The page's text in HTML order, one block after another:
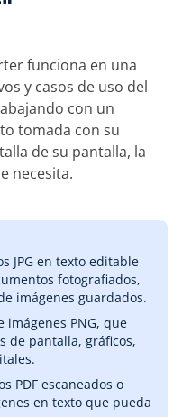
funciona en una
y casos de uso del
con un
tomada con su
de su pantalla, la
necesita.
JPG en texto editable
fotografiados,
imágenes guardados.
imágenes PNG, que
de pantalla, gráficos,
PDF escaneados o
en texto que pueda